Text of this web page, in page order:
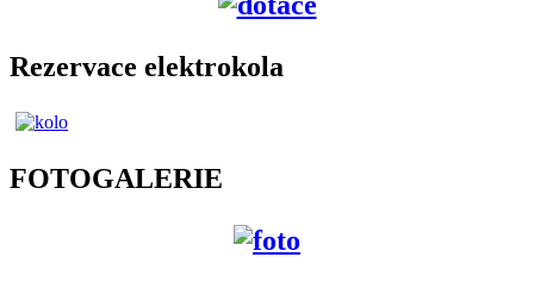
Rezervace elektrokola
FOTOGALERIE